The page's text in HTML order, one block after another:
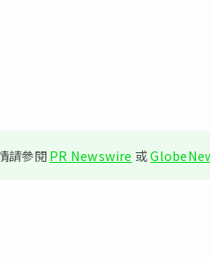
請參閱PR Newswire 或